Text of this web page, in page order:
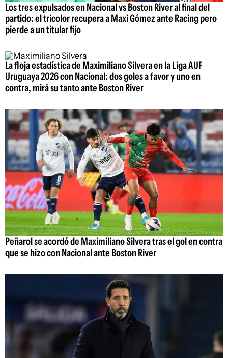
Los tres expulsados en Nacional vs Boston River al final del
partido: el tricolor recupera a Maxi Gómez ante Racing pero
pierde a un titular fijo
La floja estadística de Maximiliano Silvera en la Liga AUF
Uruguaya 2026 con Nacional: dos goles a favor y uno en
contra, mirá su tanto ante Boston River
Peñarol se acordó de Maximiliano Silvera tras el gol en contra
que se hizo con Nacional ante Boston River